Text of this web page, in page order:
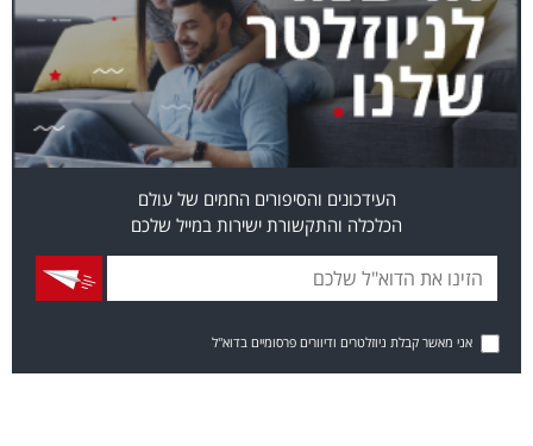
העידכונים והסיפורים החמים של עולם
הכלכלה והתקשורת ישירות במייל שלכם
אני מאשר קבלת ניוזלטרים ודיוורים פרסומיים בדוא"ל